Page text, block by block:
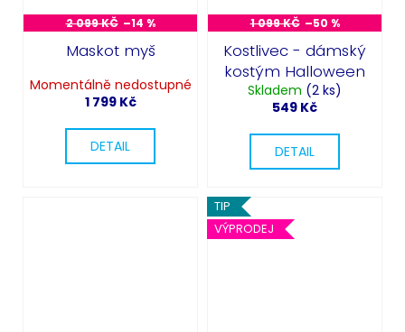
2 099 KČ –14 %
Maskot myš
Momentálně nedostupné
1 799 Kč
DETAIL
1 099 KČ –50 %
Kostlivec - dámský
kostým Halloween
Skladem (2 ks)
549 Kč
DETAIL
TIP
VÝPRODEJ